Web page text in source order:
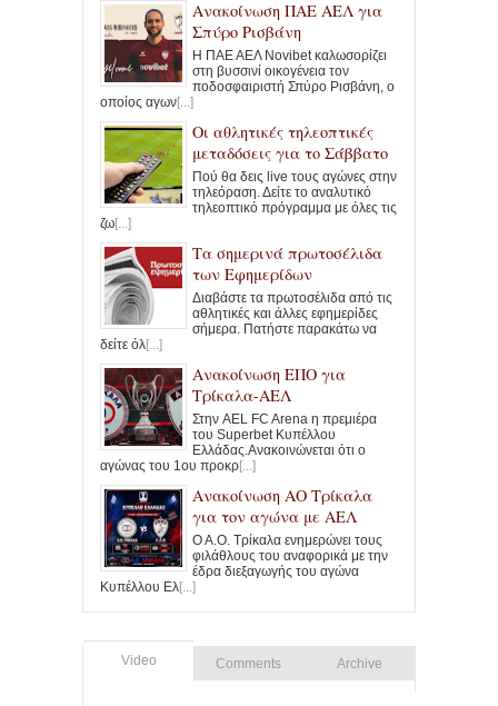
Ανακοίνωση ΠΑΕ ΑΕΛ για
Σπύρο Ρισβάνη
Η ΠΑΕ ΑΕΛ Novibet καλωσορίζει
στη βυσσινί οικογένεια τον
ποδοσφαιριστή Σπύρο Ρισβάνη, ο
οποίος αγων[...]
Οι αθλητικές τηλεοπτικές
μεταδόσεις για τo Σάββατο
Πού θα δεις live τους αγώνες στην
τηλεόραση. Δείτε το αναλυτικό
τηλεοπτικό πρόγραμμα με όλες τις
ζω[...]
Τα σημερινά πρωτοσέλιδα
των Εφημερίδων
Διαβάστε τα πρωτοσέλιδα από τις
αθλητικές και άλλες εφημερίδες
σήμερα. Πατήστε παρακάτω να
δείτε όλ[...]
Ανακοίνωση ΕΠΟ για
Τρίκαλα-ΑΕΛ
Στην AEL FC Arena η πρεμιέρα
του Superbet Κυπέλλου
Ελλάδας.Ανακοινώνεται ότι ο
αγώνας του 1ου προκρ[...]
Ανακοίνωση ΑΟ Τρίκαλα
για τον αγώνα με ΑΕΛ
Ο Α.Ο. Τρίκαλα ενημερώνει τους
φιλάθλους του αναφορικά με την
έδρα διεξαγωγής του αγώνα
Κυπέλλου Ελ[...]
Video Comments Archive